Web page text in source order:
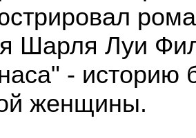
Шарля Луи
- историю
женщины.